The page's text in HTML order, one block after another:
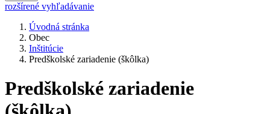
rozšírené vyhľadávanie
Úvodná stránka
Obec
Inštitúcie
Predškolské zariadenie (škôlka)
Predškolské zariadenie